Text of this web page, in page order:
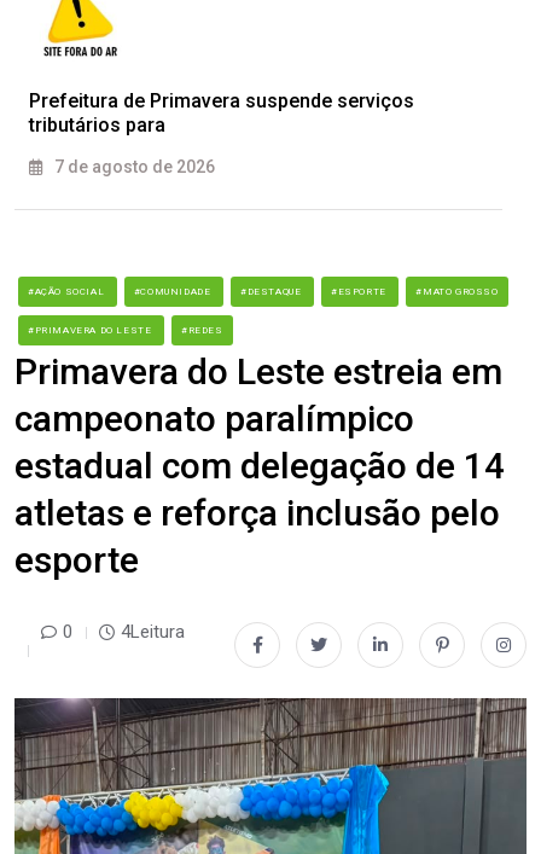
Prefeitura de Primavera suspende serviços
tributários para
7 de agosto de 2026
#AÇÃO SOCIAL #COMUNIDADE #DESTAQUE #ESPORTE #MATO GROSSO
#PRIMAVERA DO LESTE #REDES
Primavera do Leste estreia em
campeonato paralímpico
estadual com delegação de 14
atletas e reforça inclusão pelo
esporte
0 4Leitura